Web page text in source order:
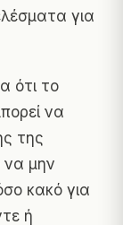
για
ότι το
να
της
να μην
κακό για
ή